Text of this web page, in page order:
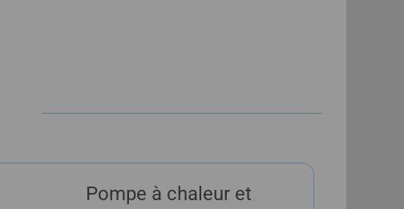
Pompe à chaleur et